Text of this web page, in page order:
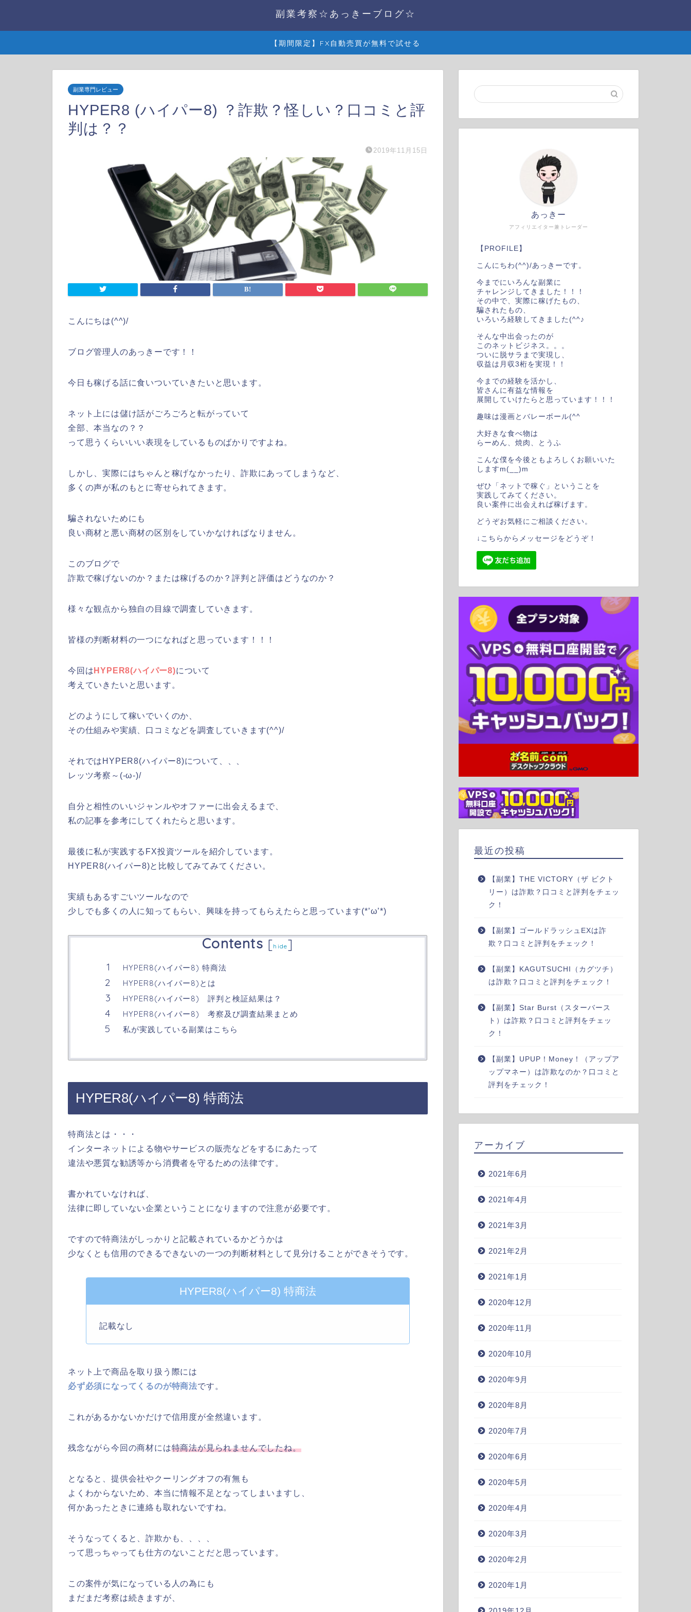
副業考察☆あっきーブログ☆
【期間限定】FX自動売買が無料で試せる
副業専門レビュー
HYPER8 (ハイパー8) ？詐欺？怪しい？口コミと評
判は？？
2019年11月15日
こんにちは(^^)/
ブログ管理人のあっきーです！！
今日も稼げる話に食いついていきたいと思います。
ネット上には儲け話がごろごろと転がっていて
全部、本当なの？？
って思うくらいいい表現をしているものばかりですよね。
しかし、実際にはちゃんと稼げなかったり、詐欺にあってしまうなど、
多くの声が私のもとに寄せられてきます。
騙されないためにも
良い商材と悪い商材の区別をしていかなければなりません。
このブログで
詐欺で稼げないのか？または稼げるのか？評判と評価はどうなのか？
様々な観点から独自の目線で調査していきます。
皆様の判断材料の一つになればと思っています！！！
今回は HYPER8(ハイパー8)について
考えていきたいと思います。
どのようにして稼いでいくのか、
その仕組みや実績、口コミなどを調査していきます(^^)/
それではHYPER8(ハイパー8)について、、、
レッツ考察～(-ω-)/
自分と相性のいいジャンルやオファーに出会えるまで、
私の記事を参考にしてくれたらと思います。
最後に私が実践するFX投資ツールを紹介しています。
HYPER8(ハイパー8)と比較してみてみてください。
実績もあるすごいツールなので
少しでも多くの人に知ってもらい、興味を持ってもらえたらと思っています(*’ω’*)
Contents [hide]
HYPER8(ハイパー8) 特商法
HYPER8(ハイパー8)とは
HYPER8(ハイパー8) 評判と検証結果は？
HYPER8(ハイパー8) 考察及び調査結果まとめ
私が実践している副業はこちら
HYPER8(ハイパー8) 特商法
特商法とは・・・
インターネットによる物やサービスの販売などをするにあたって
違法や悪質な勧誘等から消費者を守るための法律です。
書かれていなければ、
法律に即していない企業ということになりますので注意が必要です。
ですので特商法がしっかりと記載されているかどうかは
少なくとも信用のできるできないの一つの判断材料として見分けることができそうです。
HYPER8(ハイパー8) 特商法
記載なし
ネット上で商品を取り扱う際には
必ず必須になってくるのが特商法です。
これがあるかないかだけで信用度が全然違います。
残念ながら今回の商材には特商法が見られませんでしたね。
となると、提供会社やクーリングオフの有無も
よくわからないため、本当に情報不足となってしまいますし、
何かあったときに連絡も取れないですね。
そうなってくると、詐欺かも、、、、
って思っちゃっても仕方のないことだと思っています。
この案件が気になっている人の為にも
まだまだ考察は続きますが、
アフィリエイター兼トレーダー
あっきー
【PROFILE】
こんにちわ(^^)/あっきーです。
今までにいろんな副業に
チャレンジしてきました！！！
その中で、実際に稼げたもの、
騙されたもの、
いろいろ経験してきました(^^♪
そんな中出会ったのが
このネットビジネス。。。
ついに脱サラまで実現し、
収益は月収3桁を実現！！
今までの経験を活かし、
皆さんに有益な情報を
展開していけたらと思っています！！！
趣味は漫画とバレーボール(^^
大好きな食べ物は
らーめん、焼肉、とうふ
こんな僕を今後ともよろしくお願いいた
しますm(__)m
ぜひ「ネットで稼ぐ」ということを
実践してみてください。
良い案件に出会えれば稼げます。
どうぞお気軽にご相談ください。
↓こちらからメッセージをどうぞ！
最近の投稿
【副業】THE VICTORY（ザ ビクト
リー）は詐欺？口コミと評判をチェッ
ク！
【副業】ゴールドラッシュEXは詐
欺？口コミと評判をチェック！
【副業】KAGUTSUCHI（カグツチ）
は詐欺？口コミと評判をチェック！
【副業】Star Burst（スターバース
ト）は詐欺？口コミと評判をチェッ
ク！
【副業】UPUP！Money！（アップア
ップマネー）は詐欺なのか？口コミと
評判をチェック！
アーカイブ
2021年6月
2021年4月
2021年3月
2021年2月
2021年1月
2020年12月
2020年11月
2020年10月
2020年9月
2020年8月
2020年7月
2020年6月
2020年5月
2020年4月
2020年3月
2020年2月
2020年1月